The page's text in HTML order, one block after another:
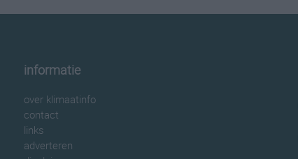
informatie
over klimaatinfo
contact
links
adverteren